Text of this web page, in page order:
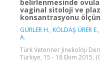
belirlenmesinde
vaginal sitoloji ve
konsantrasyonu
GÜRLER H., KOLDAŞ ÜRER E.,
A.
Türk Veteriner Jinekoloji
Türkiye, 15 - 18 Ekim 2015,